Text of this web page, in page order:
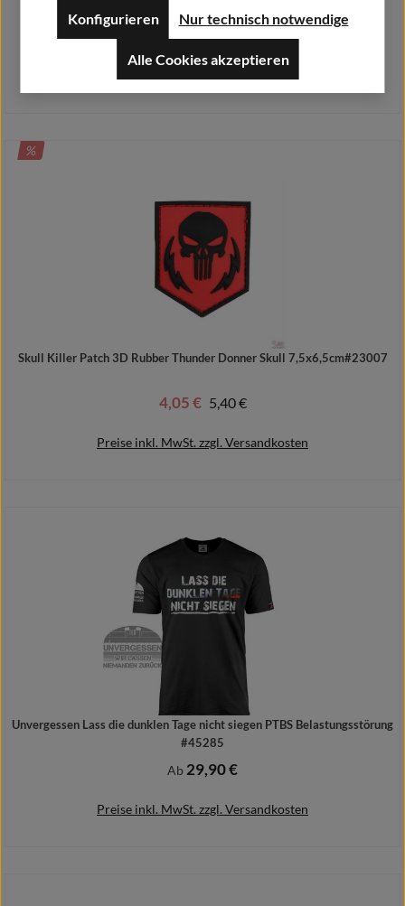
Verkaufspreis:
3,30 € Regulärer Preis:
4,40 €
RABATT
%
Skull Killer Patch 3D Rubber Thunder Donner Skull 7,5x6,5cm#23007
Verkaufspreis:
4,05 € Regulärer Preis:
5,40 €
Preise inkl. MwSt. zzgl. Versandkosten
In den Warenkorb
Unvergessen Lass die dunklen Tage nicht siegen PTBS Belastungsstörung
#45285
Regulärer Preis:
Ab29,90 €
Preise inkl. MwSt. zzgl. Versandkosten
Nur technisch notwendige
Konfigurieren
Alle Cookies akzeptieren